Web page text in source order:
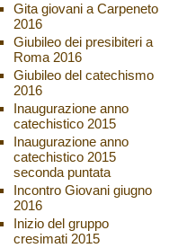
Gita giovani a Carpeneto
2016
Giubileo dei presibiteri a
Roma 2016
Giubileo del catechismo
2016
Inaugurazione anno
catechistico 2015
Inaugurazione anno
catechistico 2015
seconda puntata
Incontro Giovani giugno
2016
Inizio del gruppo
cresimati 2015